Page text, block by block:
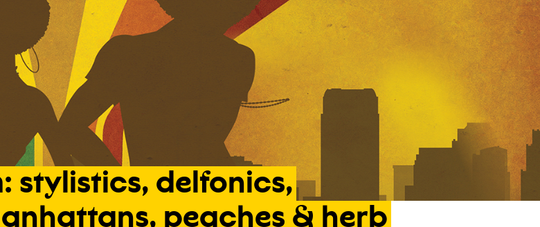
stylistics, delfonics,
peaches & herb